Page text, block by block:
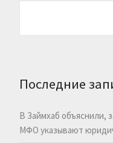
Последние
В Займхаб объяснили,
МФО указывают